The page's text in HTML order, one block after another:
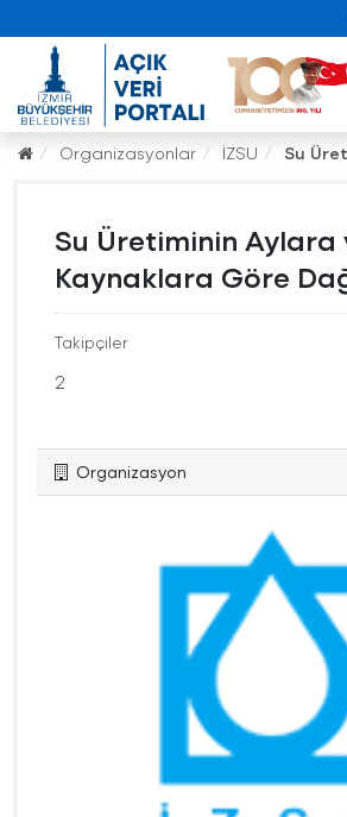
Organizasyonlar İZSU Su
Su Üretiminin Aylara
Kaynaklara Göre
Takipçiler
2
Organizasyon